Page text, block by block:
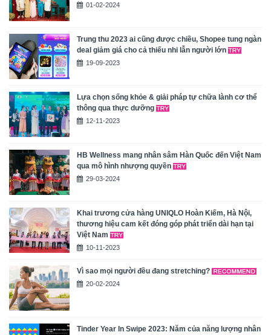
01-02-2024
Trung thu 2023 ai cũng được chiều, Shopee tung ngàn
deal giảm giá cho cả thiếu nhi lẫn người lớn
19-09-2023
Lựa chọn sống khỏe & giải pháp tự chữa lành cơ thể
thông qua thực dưỡng
12-11-2023
HB Wellness mang nhân sâm Hàn Quốc đến Việt Nam
qua mô hình nhượng quyền
29-03-2024
Khai trương cửa hàng UNIQLO Hoàn Kiếm, Hà Nội,
thương hiệu cam kết đóng góp phát triển dài hạn tại
Việt Nam
10-11-2023
Vì sao mọi người đều đang stretching?
20-02-2024
Tinder Year In Swipe 2023: Năm của năng lượng nhân